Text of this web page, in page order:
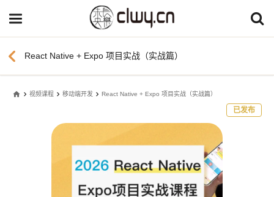
chevron_left React Native + Expo 项目实战（实战篇）
home 视频课程 移动端开发 React Native + Expo 项目实战（实战篇）
已发布